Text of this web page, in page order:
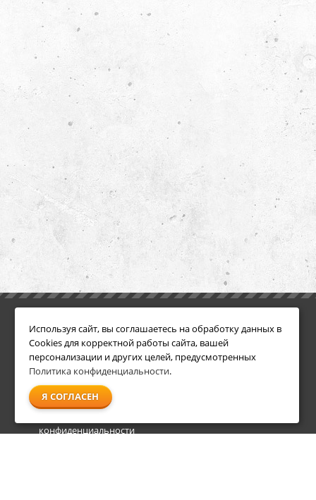
Условия возврата
О компании
Доставка
Оплата
Гарантия и сервис
конфиденциальности
Акции
Используя сайт, вы соглашаетесь на обработку данных в
Cookies для корректной работы сайта, вашей
персонализации и других целей, предусмотренных
Политика конфиденциальности.
Я СОГЛАСЕН